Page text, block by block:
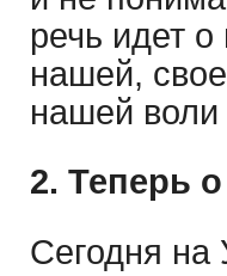
речь идет
нашей,
нашей
2. Теперь
Сегодня на